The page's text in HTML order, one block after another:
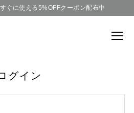
ぐに使える5%OFFクーポン配布中
グイン